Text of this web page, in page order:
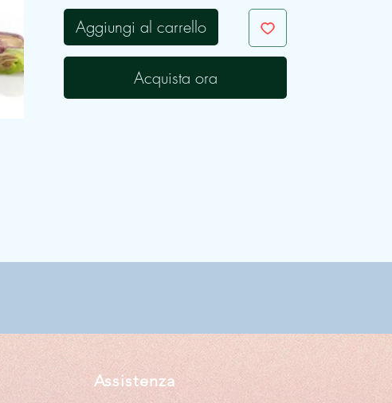
per farcire torte, crepes e dolci di
ogni tipo. Eccellenza imperdibile
per sfiziose merende o per
colazioni ricche di bontà!
Aggiungi al carrello
Acquista ora
Assistenza